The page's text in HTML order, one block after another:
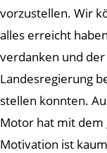
vorzustellen. Wir
alles erreicht
verdanken und
Landesregierung
stellen konnten.
Motor hat mit dem
Motivation ist